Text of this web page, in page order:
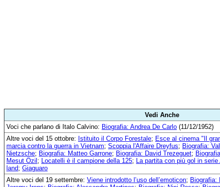
Vedi Anche
Voci che parlano di Italo Calvino: Biografia: Andrea De Carlo (11/12/1952)
Altre voci del 15 ottobre: Istituito il Corpo Forestale; Esce al cinema "Il
marcia contro la guerra in Vietnam; Scoppia l'Affaire Dreyfus; Biografia:
Nietzsche; Biografia: Matteo Garrone; Biografia: David Trezeguet;
Mesut Özil ; Locatelli è il campione della 125; La partita con più gol in serie
land; Giaguaro
Altre voci del 19 settembre: Viene introdotto l’uso dell’emoticon; Biografia: